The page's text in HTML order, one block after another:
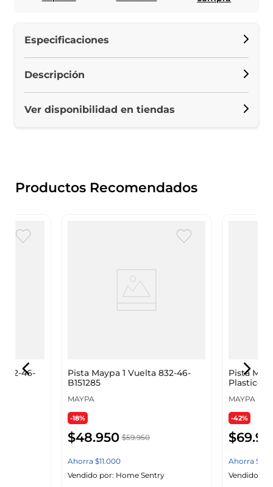
Especificaciones
Descripción
Ver disponibilidad en tiendas
Productos Recomendados
832-46-
Pista Maypa 1 Vuelta 832-46-
B151285
MAYPA
-18%
$48.950 $59.950
Ahorra $11.000
Vendido por: Home Sentry
Pista
Plastico
MAYPA
-42%
$69.
Ahorra$
Vendido